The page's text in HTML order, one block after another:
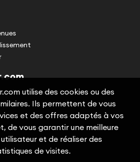
d'Utilisation (CGU)
utilise des cookies ou des
Ils permettent de vous
et des offres adaptés à vos
de vous garantir une meilleure
et de réaliser des
de visites.